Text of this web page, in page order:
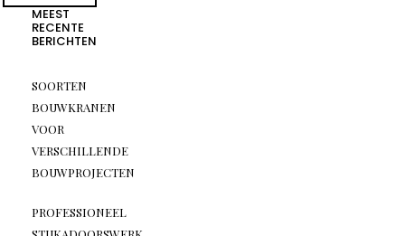
MEEST
RECENTE
BERICHTEN
SOORTEN
BOUWKRANEN
VOOR
VERSCHILLENDE
BOUWPROJECTEN
PROFESSIONEEL